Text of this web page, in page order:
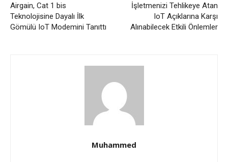
Airgain, Cat 1 bis
Teknolojisine Dayalı İlk
Gömülü IoT Modemini Tanıttı
İşletmenizi Tehlikeye Atan
IoT Açıklarına Karşı
Alınabilecek Etkili Önlemler
Muhammed